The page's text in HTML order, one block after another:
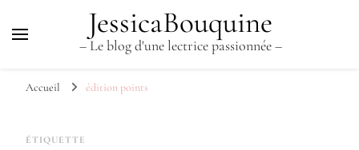
JessicaBouquine
– Le blog d'une lectrice passionnée –
Accueil édition points
ÉTIQUETTE